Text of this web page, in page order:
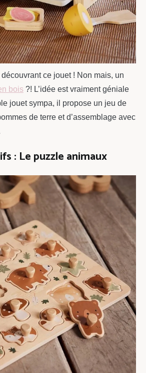
ce jouet ! Non mais, un
bois ?! L’idée est vraiment géniale
jouet sympa, il propose un jeu de
de terre et d’assemblage avec
: Le puzzle animaux